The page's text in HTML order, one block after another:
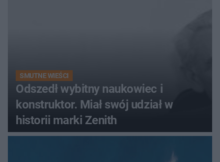
SMUTNE WIEŚCI
Odszedł wybitny naukowiec i
konstruktor. Miał swój udział w
historii marki Zenith